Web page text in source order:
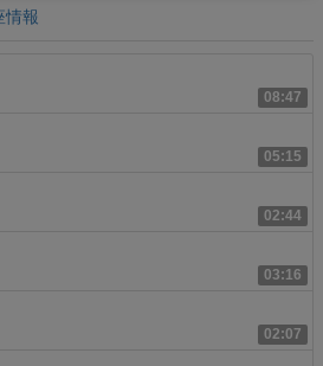
情報
08:47
05:15
02:44
03:16
02:07